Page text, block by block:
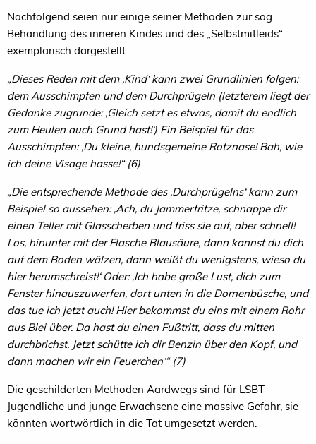
Nachfolgend seien nur einige seiner Methoden zur sog.
Behandlung des inneren Kindes und des „Selbstmitleids“
exemplarisch dargestellt:
„Dieses Reden mit dem ‚Kind‘ kann zwei Grundlinien folgen:
dem Ausschimpfen und dem Durchprügeln (letzterem liegt der
Gedanke zugrunde: ‚Gleich setzt es etwas, damit du endlich
zum Heulen auch Grund hast!‘) Ein Beispiel für das
Ausschimpfen: ‚Du kleine, hundsgemeine Rotznase! Bah, wie
ich deine Visage hasse!“ (6)
„Die entsprechende Methode des ‚Durchprügelns‘ kann zum
Beispiel so aussehen: ‚Ach, du Jammerfritze, schnappe dir
einen Teller mit Glasscherben und friss sie auf, aber schnell!
Los, hinunter mit der Flasche Blausäure, dann kannst du dich
auf dem Boden wälzen, dann weißt du wenigstens, wieso du
hier herumschreist!‘ Oder: ‚Ich habe große Lust, dich zum
Fenster hinauszuwerfen, dort unten in die Dornenbüsche, und
das tue ich jetzt auch! Hier bekommst du eins mit einem Rohr
aus Blei über. Da hast du einen Fußtritt, dass du mitten
durchbrichst. Jetzt schütte ich dir Benzin über den Kopf, und
dann machen wir ein Feuerchen‘“ (7)
Die geschilderten Methoden Aardwegs sind für LSBT-
Jugendliche und junge Erwachsene eine massive Gefahr, sie
könnten wortwörtlich in die Tat umgesetzt werden.